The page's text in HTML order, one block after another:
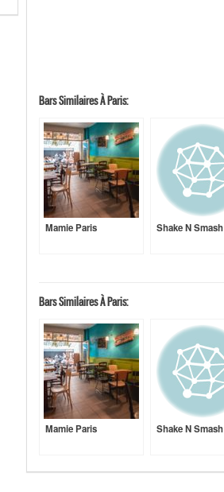
Bars Similaires À Paris:
Mamie Paris Shake N Smash
Bars Similaires À Paris:
Mamie Paris Shake N Smash